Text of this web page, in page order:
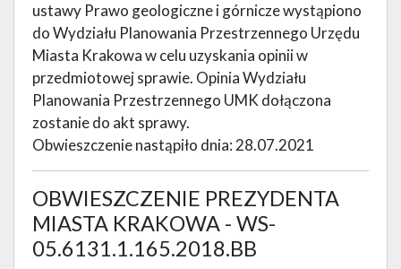
ustawy Prawo geologiczne i górnicze wystąpiono
do Wydziału Planowania Przestrzennego Urzędu
Miasta Krakowa w celu uzyskania opinii w
przedmiotowej sprawie. Opinia Wydziału
Planowania Przestrzennego UMK dołączona
zostanie do akt sprawy.
Obwieszczenie nastąpiło dnia: 28.07.2021
OBWIESZCZENIE PREZYDENTA
MIASTA KRAKOWA - WS-
05.6131.1.165.2018.BB